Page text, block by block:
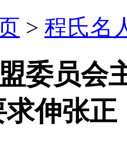
> 程氏名
委员会
伸张正